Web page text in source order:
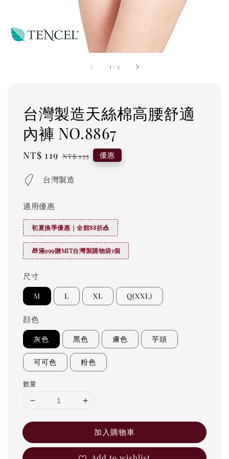
1 / 2
台灣製造天絲棉高腰舒適
內褲 NO.8867
Sale
NT$ 119 Regular
NT$ 135 優惠
台灣製造
適用優惠
初夏換季優惠｜全館88折🎪
🎁滿999贈MIT台灣製購物袋1個
尺寸
M L XL Q(XXL)
顔色
灰色 黑色 膚色 芋頭
可可色 粉色
數量
加入購物車